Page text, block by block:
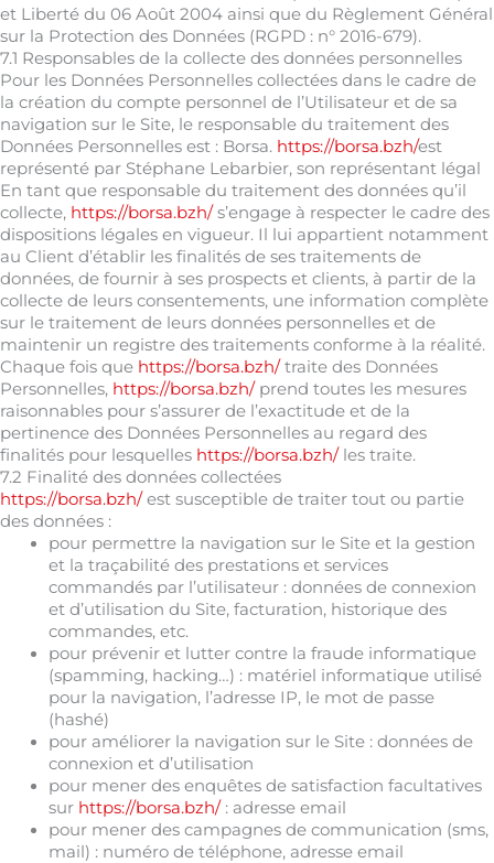
et Liberté du 06 Août 2004 ainsi que du Règlement Général
sur la Protection des Données (RGPD : n° 2016-679).
7.1 Responsables de la collecte des données personnelles
Pour les Données Personnelles collectées dans le cadre de
la création du compte personnel de l’Utilisateur et de sa
navigation sur le Site, le responsable du traitement des
Données Personnelles est : Borsa. https://borsa.bzh/est
représenté par Stéphane Lebarbier, son représentant légal
En tant que responsable du traitement des données qu’il
collecte, https://borsa.bzh/s’engage à respecter le cadre des
dispositions légales en vigueur. Il lui appartient notamment
au Client d’établir les finalités de ses traitements de
données, de fournir à ses prospects et clients, à partir de la
collecte de leurs consentements, une information complète
sur le traitement de leurs données personnelles et de
maintenir un registre des traitements conforme à la réalité.
Chaque fois que https://borsa.bzh/traite des Données
Personnelles, https://borsa.bzh/prend toutes les mesures
raisonnables pour s’assurer de l’exactitude et de la
pertinence des Données Personnelles au regard des
finalités pour lesquelles https://borsa.bzh/les traite.
7.2 Finalité des données collectées
https://borsa.bzh/est susceptible de traiter tout ou partie
des données :
pour permettre la navigation sur le Site et la gestion
et la traçabilité des prestations et services
commandés par l’utilisateur : données de connexion
et d’utilisation du Site, facturation, historique des
commandes, etc.
pour prévenir et lutter contre la fraude informatique
(spamming, hacking…) : matériel informatique utilisé
pour la navigation, l’adresse IP, le mot de passe
(hashé)
pour améliorer la navigation sur le Site : données de
connexion et d’utilisation
pour mener des enquêtes de satisfaction facultatives
sur https://borsa.bzh/: adresse email
pour mener des campagnes de communication (sms,
mail) : numéro de téléphone, adresse email